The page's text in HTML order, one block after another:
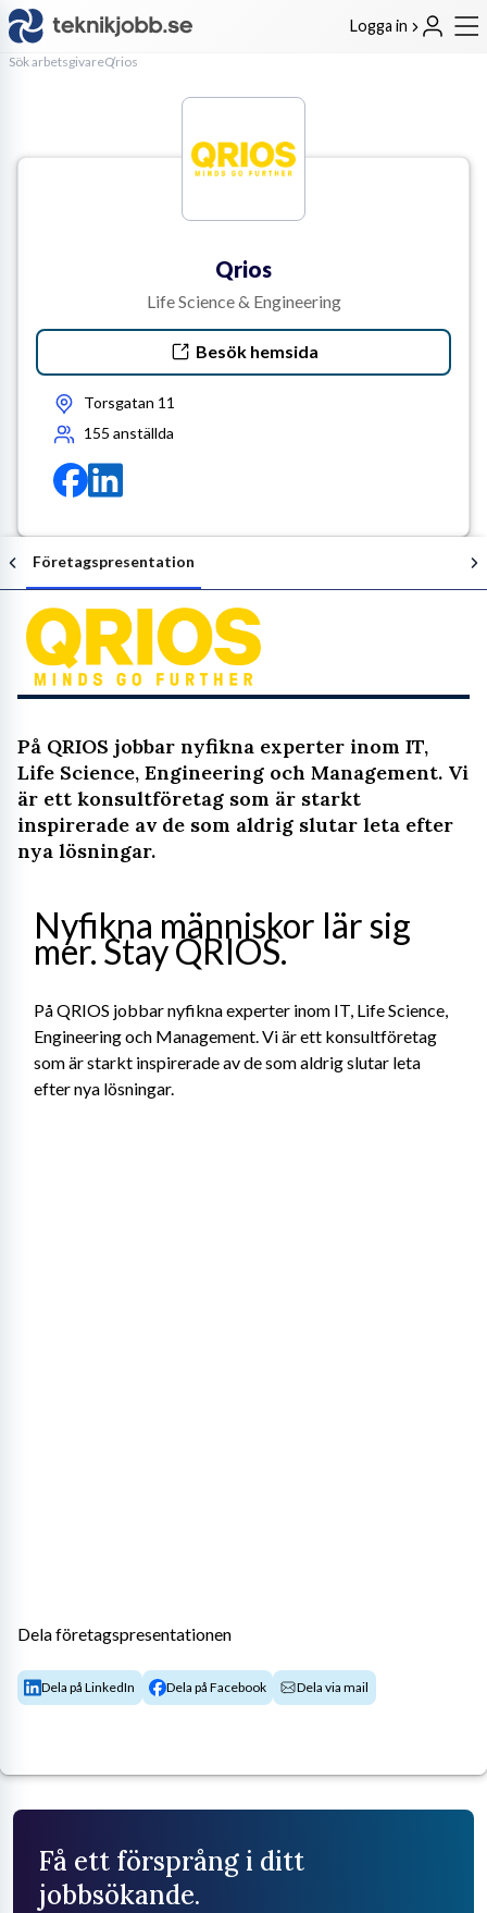
Logga in
Sök arbetsgivareQrios
Qrios
Life Science & Engineering
Besök hemsida
Torsgatan 11
155 anställda
Företagspresentation
På QRIOS jobbar nyfikna experter inom IT,
Life Science, Engineering och Management. Vi
är ett konsultföretag som är starkt
inspirerade av de som aldrig slutar leta efter
nya lösningar.
Nyfikna människor lär sig
mer. Stay QRIOS.
På QRIOS jobbar nyfikna experter inom IT, Life Science,
Engineering och Management. Vi är ett konsultföretag
som är starkt inspirerade av de som aldrig slutar leta
efter nya lösningar.
Dela företagspresentationen
Dela på LinkedIn Dela på Facebook Dela via mail
Få ett försprång i ditt
jobbsökande.